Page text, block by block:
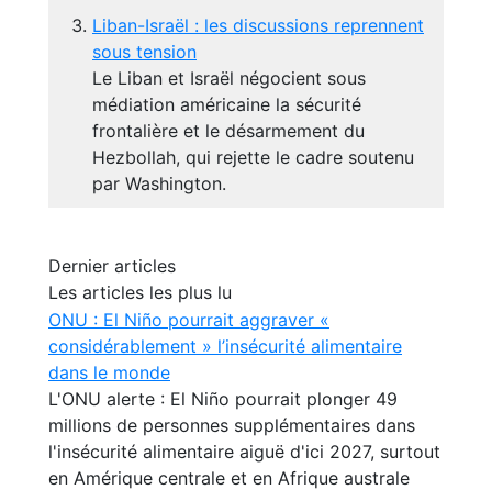
Liban-Israël : les discussions reprennent
sous tension
Le Liban et Israël négocient sous
médiation américaine la sécurité
frontalière et le désarmement du
Hezbollah, qui rejette le cadre soutenu
par Washington.
Dernier articles
Les articles les plus lu
ONU : El Niño pourrait aggraver «
considérablement » l’insécurité alimentaire
dans le monde
L'ONU alerte : El Niño pourrait plonger 49
millions de personnes supplémentaires dans
l'insécurité alimentaire aiguë d'ici 2027, surtout
en Amérique centrale et en Afrique australe